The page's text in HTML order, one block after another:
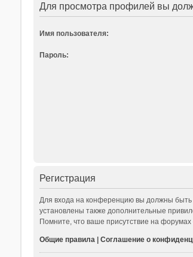
Для просмотра профилей вы
Имя пользователя:
Пароль:
Регистрация
Для входа на конференцию вы должны быть
установлены также дополнительные
Помните, что ваше присутствие на форумах
Общие правила | Соглашение о